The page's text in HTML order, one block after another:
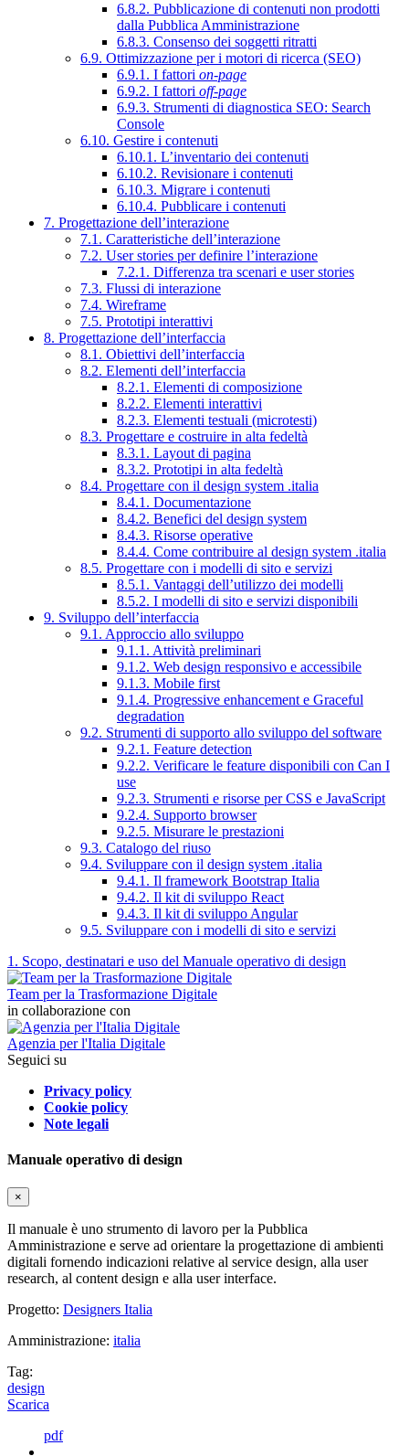
6.8.2. Pubblicazione di contenuti non prodotti
dalla Pubblica Amministrazione
6.8.3. Consenso dei soggetti ritratti
6.9. Ottimizzazione per i motori di ricerca (SEO)
6.9.1. I fattori on-page
6.9.2. I fattori off-page
6.9.3. Strumenti di diagnostica SEO: Search
Console
6.10. Gestire i contenuti
6.10.1. L’inventario dei contenuti
6.10.2. Revisionare i contenuti
6.10.3. Migrare i contenuti
6.10.4. Pubblicare i contenuti
7. Progettazione dell’interazione
7.1. Caratteristiche dell’interazione
7.2. User stories per definire l’interazione
7.2.1. Differenza tra scenari e user stories
7.3. Flussi di interazione
7.4. Wireframe
7.5. Prototipi interattivi
8. Progettazione dell’interfaccia
8.1. Obiettivi dell’interfaccia
8.2. Elementi dell’interfaccia
8.2.1. Elementi di composizione
8.2.2. Elementi interattivi
8.2.3. Elementi testuali (microtesti)
8.3. Progettare e costruire in alta fedeltà
8.3.1. Layout di pagina
8.3.2. Prototipi in alta fedeltà
8.4. Progettare con il design system .italia
8.4.1. Documentazione
8.4.2. Benefici del design system
8.4.3. Risorse operative
8.4.4. Come contribuire al design system .italia
8.5. Progettare con i modelli di sito e servizi
8.5.1. Vantaggi dell’utilizzo dei modelli
8.5.2. I modelli di sito e servizi disponibili
9. Sviluppo dell’interfaccia
9.1. Approccio allo sviluppo
9.1.1. Attività preliminari
9.1.2. Web design responsivo e accessibile
9.1.3. Mobile first
9.1.4. Progressive enhancement e Graceful
degradation
9.2. Strumenti di supporto allo sviluppo del software
9.2.1. Feature detection
9.2.2. Verificare le feature disponibili con Can I
use
9.2.3. Strumenti e risorse per CSS e JavaScript
9.2.4. Supporto browser
9.2.5. Misurare le prestazioni
9.3. Catalogo del riuso
9.4. Sviluppare con il design system .italia
9.4.1. Il framework Bootstrap Italia
9.4.2. Il kit di sviluppo React
9.4.3. Il kit di sviluppo Angular
9.5. Sviluppare con i modelli di sito e servizi
1. Scopo, destinatari e uso del Manuale operativo di design
Team per la Trasformazione Digitale
in collaborazione con
Agenzia per l'Italia Digitale
Seguici su
Privacy policy
Cookie policy
Note legali
Manuale operativo di design
×
Il manuale è uno strumento di lavoro per la Pubblica
Amministrazione e serve ad orientare la progettazione di ambienti
digitali fornendo indicazioni relative al service design, alla user
research, al content design e alla user interface.
Progetto: Designers Italia
Amministrazione: italia
Tag:
design
Scarica
pdf